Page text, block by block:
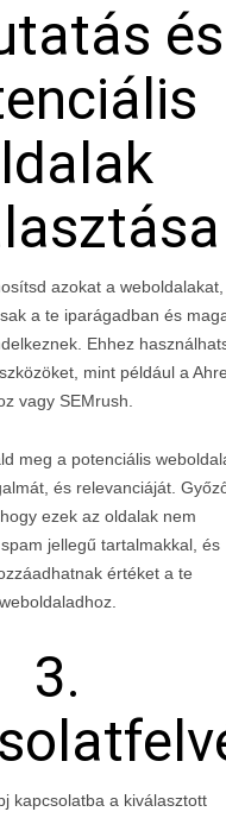
és
azokat a weboldalakat,
a te iparágadban és
Ehhez
mint például a
vagy SEMrush.
meg a potenciális
és relevanciáját.
ezek az oldalak nem
jellegű tartalmakkal, és
értéket a te
weboldaladhoz.
3.
kapcsolatba a kiválasztott